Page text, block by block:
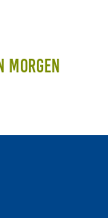
morgen